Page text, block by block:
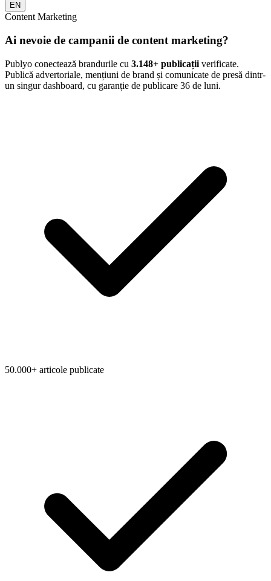
EN
Content Marketing
Ai nevoie de campanii de content marketing?
Publyo conectează brandurile cu 3.148+ publicații verificate.
Publică advertoriale, mențiuni de brand și comunicate de presă dintr-
un singur dashboard, cu garanție de publicare 36 de luni.
50.000+ articole publicate